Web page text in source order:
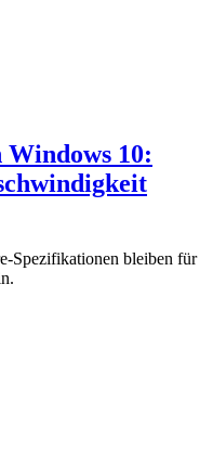
10:
Spezifikationen bleiben für